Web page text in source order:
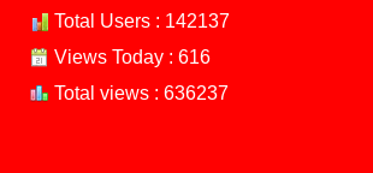
Total Users : 142137
Views Today : 616
Total views : 636237